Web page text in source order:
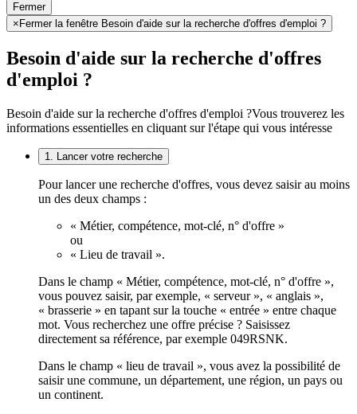
Fermer
× Fermer la fenêtre Besoin d'aide sur la recherche d'offres d'emploi ?
Besoin d'aide sur la recherche d'offres
d'emploi ?
Besoin d'aide sur la recherche d'offres d'emploi ?Vous trouverez les
informations essentielles en cliquant sur l'étape qui vous intéresse
1. Lancer votre recherche
Pour lancer une recherche d'offres, vous devez saisir au moins
un des deux champs :
« Métier, compétence, mot-clé, n° d'offre »
ou
« Lieu de travail ».
Dans le champ « Métier, compétence, mot-clé, n° d'offre »,
vous pouvez saisir, par exemple, « serveur », « anglais »,
« brasserie » en tapant sur la touche « entrée » entre chaque
mot. Vous recherchez une offre précise ? Saisissez
directement sa référence, par exemple 049RSNK.
Dans le champ « lieu de travail », vous avez la possibilité de
saisir une commune, un département, une région, un pays ou
un continent.